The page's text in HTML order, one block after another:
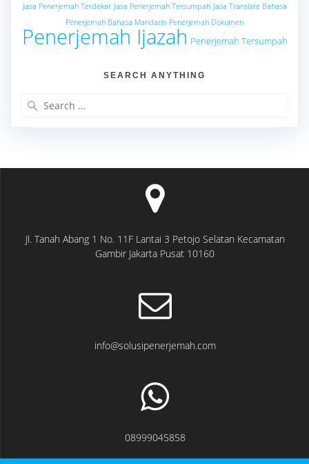
Jasa Penerjemah Terdekat Jasa Penerjemah Tersumpah Jasa Translate Bahasa
Penerjemah Bahasa Mandarin Penerjemah Dokumen
Penerjemah Ijazah Penerjemah Tersumpah
SEARCH ANYTHING
Jl. Tanah Abang 1 No. 11F Lantai 3 Petojo Selatan Kecamatan
Gambir Jakarta Pusat 10160
info@solusipenerjemah.com
08999045858